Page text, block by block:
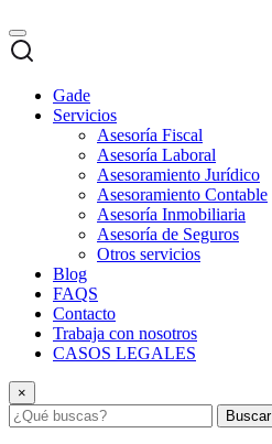
Gade
Servicios
Asesoría Fiscal
Asesoría Laboral
Asesoramiento Jurídico
Asesoramiento Contable
Asesoría Inmobiliaria
Asesoría de Seguros
Otros servicios
Blog
FAQS
Contacto
Trabaja con nosotros
CASOS LEGALES
×
Buscar